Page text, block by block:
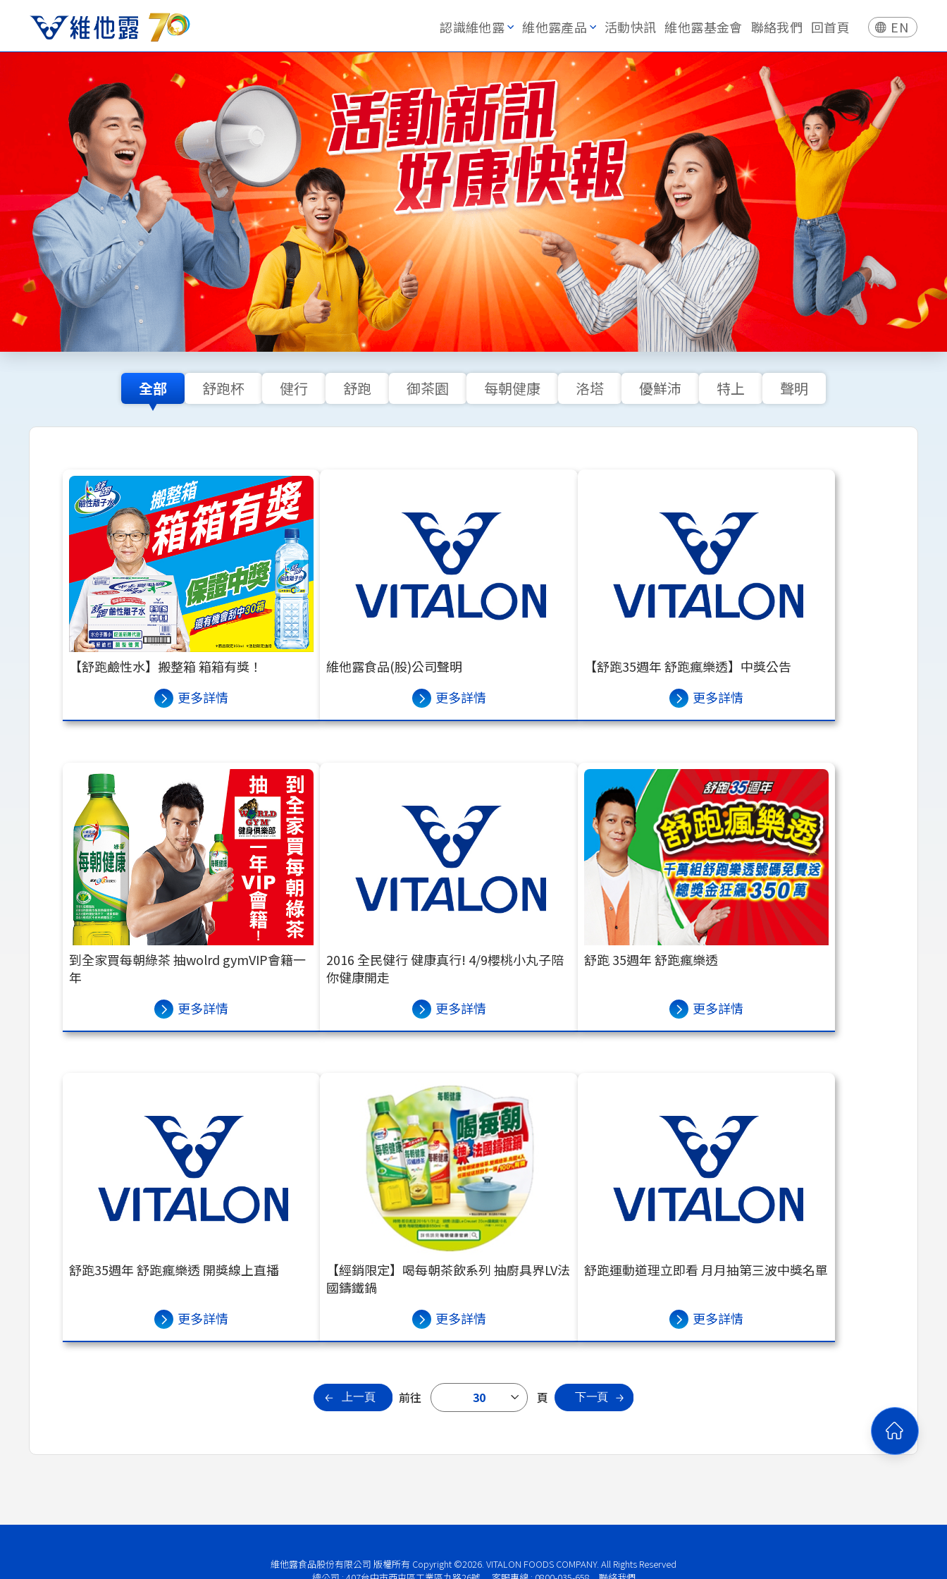
認識維他露 維他露產品 活動快訊 維他露基金會 聯絡我們 回首頁 EN
全部 舒跑杯 健行 舒跑 御茶園 每朝健康 洛塔 優鮮沛 特上 聲明
【舒跑鹼性水】搬整箱 箱箱有獎！
更多詳情
維他露食品(股)公司聲明
更多詳情
【舒跑35週年 舒跑瘋樂透】中獎公告
更多詳情
到全家買每朝綠茶 抽wolrd gymVIP會籍一
年
更多詳情
2016 全民健行 健康真行! 4/9櫻桃小丸子陪
你健康開走
更多詳情
舒跑 35週年 舒跑瘋樂透
更多詳情
舒跑35週年 舒跑瘋樂透 開獎線上直播
更多詳情
【經銷限定】喝每朝茶飲系列 抽廚具界LV法
國鑄鐵鍋
更多詳情
舒跑運動道理立即看 月月抽第三波中獎名單
更多詳情
前往 30 頁
維他露食品股份有限公司 版權所有 Copyright ©2026. VITALON FOODS COMPANY. All Rights Reserved